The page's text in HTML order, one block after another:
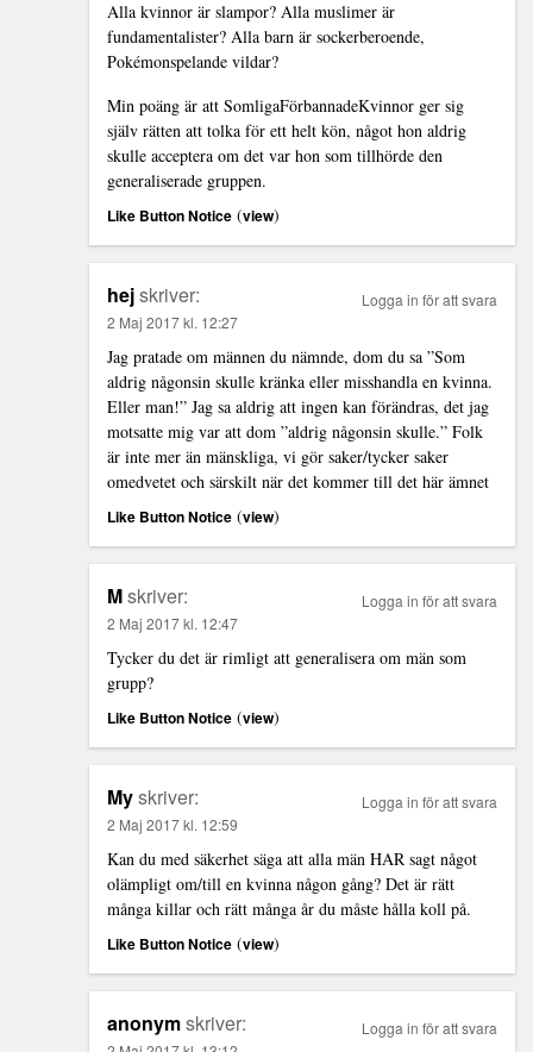
Alla kvinnor är slampor? Alla muslimer är
fundamentalister? Alla barn är sockerberoende,
Pokémonspelande vildar?
Min poäng är att SomligaFörbannadeKvinnor ger sig
själv rätten att tolka för ett helt kön, något hon aldrig
skulle acceptera om det var hon som tillhörde den
generaliserade gruppen.
Like Button Notice (view)
hejskriver:
2 Maj 2017 kl. 12:27
Jag pratade om männen du nämnde, dom du sa ”Som
aldrig någonsin skulle kränka eller misshandla en kvinna.
Eller man!” Jag sa aldrig att ingen kan förändras, det jag
motsatte mig var att dom ”aldrig någonsin skulle.” Folk
är inte mer än mänskliga, vi gör saker/tycker saker
omedvetet och särskilt när det kommer till det här ämnet
Like Button Notice (view)
Logga in för att svara
Mskriver:
2 Maj 2017 kl. 12:47
Tycker du det är rimligt att generalisera om män som
grupp?
Like Button Notice (view)
Logga in för att svara
Myskriver:
2 Maj 2017 kl. 12:59
Kan du med säkerhet säga att alla män HAR sagt något
olämpligt om/till en kvinna någon gång? Det är rätt
många killar och rätt många år du måste hålla koll på.
Like Button Notice (view)
Logga in för att svara
anonymskriver: Logga in för att svara